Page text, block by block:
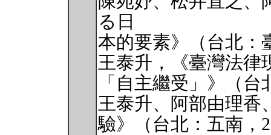
る日
本的要素》（台北：
王泰升，《臺灣法律
「自主繼受」》（
王泰升、阿部由理香
驗》（台北：五南，